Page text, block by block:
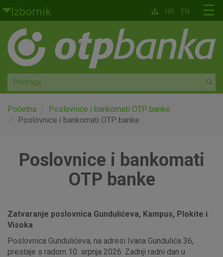
Skoči na glavni sadržaj
Izbornik
Građani
Privatno bankarstvo
Agro
Mala poduzeća i obrtnici
Globalna tržišta
☰
HR EN
Početna
Poslovnice i bankomati OTP banke
Poslovnice i bankomati OTP banke
Poslovnice i bankomati
OTP banke
Zatvaranje poslovnica Gundulićeva, Kampus, Plokite i
Visoka
Poslovnica Gundulićeva, na adresi Ivana Gundulića 36,
prestaje s radom 10. srpnja 2026. Zadnji radni dan u